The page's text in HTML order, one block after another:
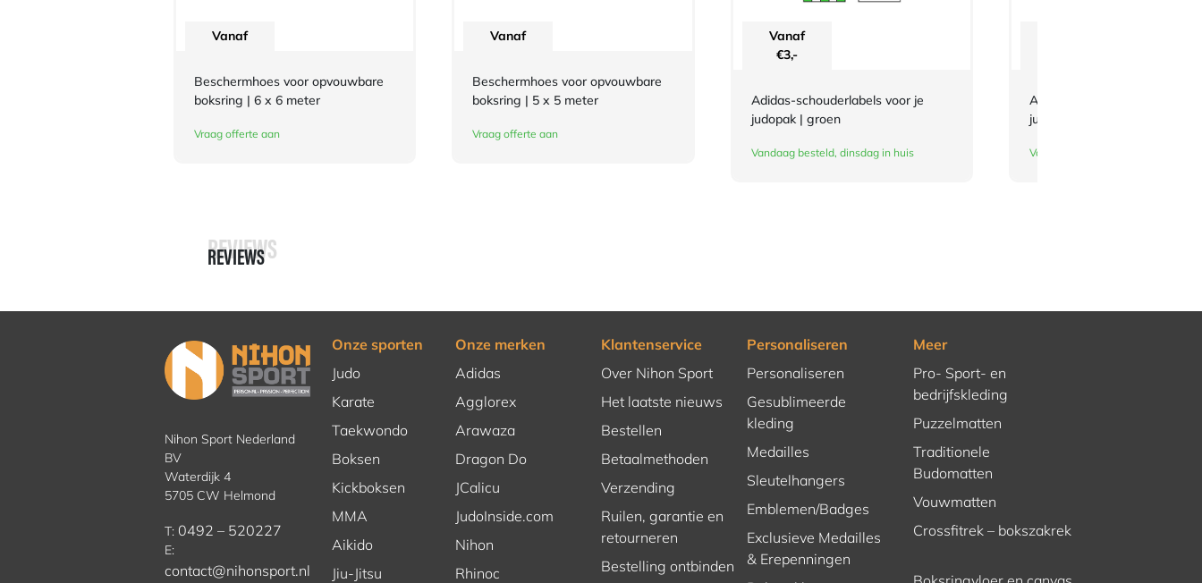
Vanaf
Beschermhoes voor opvouwbare
boksring | 6 x 6 meter
Vraag offerte aan
Vanaf
Beschermhoes voor opvouwbare
boksring | 5 x 5 meter
Vraag offerte aan
Vanaf
€3,-
Adidas-schouderlabels voor je
judopak | groen
Vandaag besteld, dinsdag in huis
Adidas-schouderlabels voor je
judopak | rood
Vandaag besteld, dinsdag in huis
REVIEWS
REVIEWS
Nihon Sport Nederland
BV
Waterdijk 4
5705 CW Helmond
T: 0492 – 520227
E:
contact@nihonsport.nl
Onze sporten
Judo
Karate
Taekwondo
Boksen
Kickboksen
MMA
Aikido
Jiu-Jitsu
Onze merken
Adidas
Agglorex
Arawaza
Dragon Do
JCalicu
JudoInside.com
Nihon
Rhinoc
Klantenservice
Over Nihon Sport
Het laatste nieuws
Bestellen
Betaalmethoden
Verzending
Ruilen, garantie en
retourneren
Bestelling ontbinden
Personaliseren
Personaliseren
Gesublimeerde
kleding
Medailles
Sleutelhangers
Emblemen/Badges
Exclusieve Medailles
& Erepenningen
Meer
Pro- Sport- en
bedrijfskleding
Puzzelmatten
Traditionele
Budomatten
Vouwmatten
Crossfitrek – bokszakrek